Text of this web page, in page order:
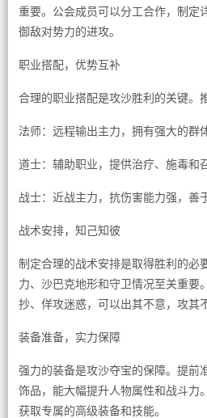
重要。公会成员可以分工合作，制定
御敌对势力的进攻。
职业搭配，优势互补
合理的职业搭配是攻沙胜利的关键。
法师：远程输出主力，拥有强大的群
道士：辅助职业，提供治疗、施毒和
战士：近战主力，抗伤害能力强，善
战术安排，知己知彼
制定合理的战术安排是取得胜利的必
力、沙巴克地形和守卫情况至关重要
抄、佯攻迷惑，可以出其不意，攻其
装备准备，实力保障
强力的装备是攻沙夺宝的保障。提前
饰品，能大幅提升人物属性和战斗力
获取专属的高级装备和技能。